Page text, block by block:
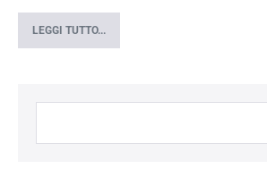
rottamazione
quater.
LEGGI TUTTO...
Riaperti